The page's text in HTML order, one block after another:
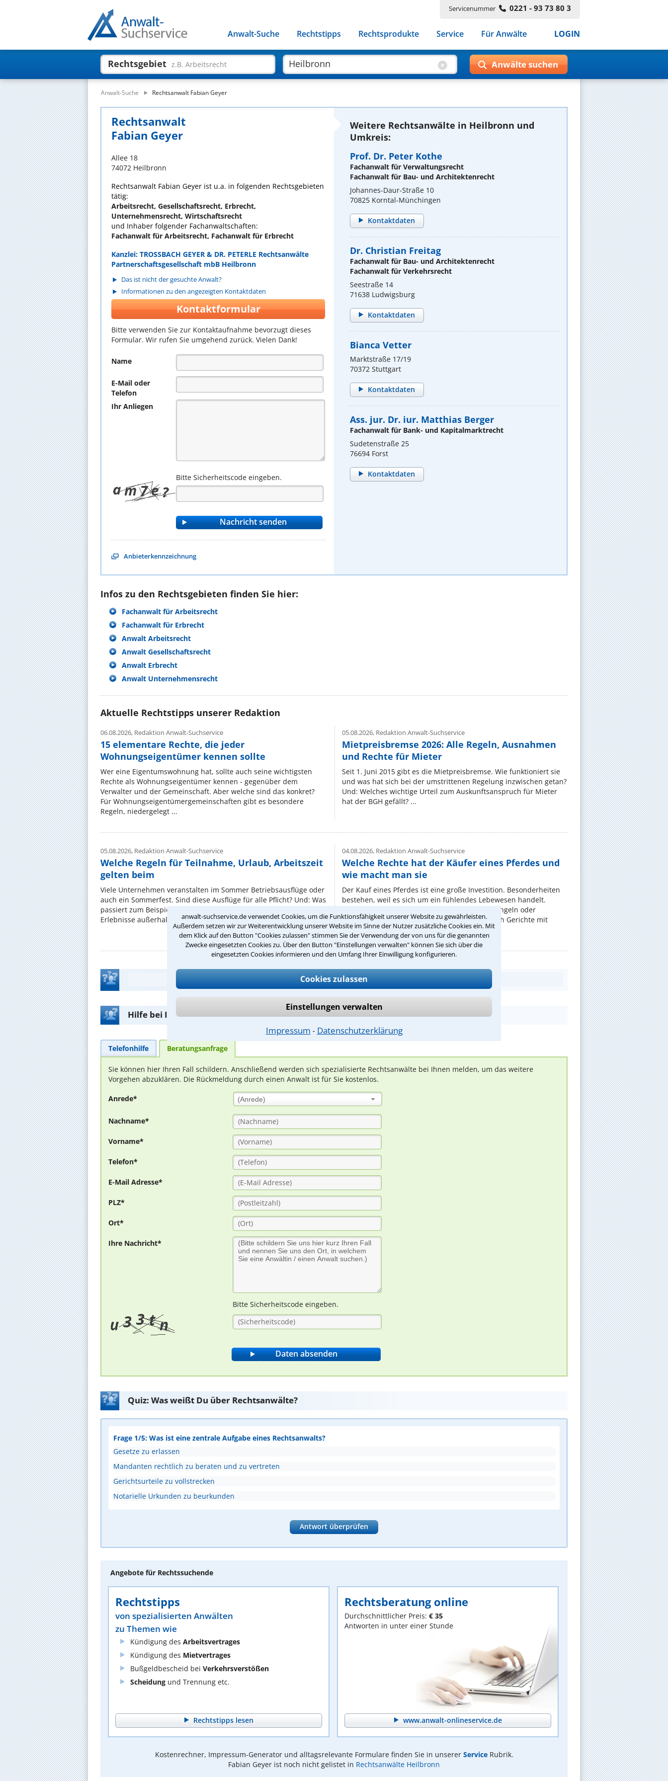
anwalt-suchservice.de verwendet Cookies, um die Funktionsfähigkeit unserer Website zu gewährleisten.
Außerdem setzen wir zur Weiterentwicklung unserer Website im Sinne der Nutzer zusätzliche Cookies ein. Mit
dem Klick auf den Button "Cookies zulassen" stimmen Sie der Verwendung der von uns für die genannten
Zwecke eingesetzten Cookies zu. Über den Button "Einstellungen verwalten" können Sie sich über die
eingesetzten Cookies informieren und den Umfang Ihrer Einwilligung konfigurieren.
Cookies zulassen
Einstellungen verwalten
Impressum ⁃ Datenschutzerklärung
Servicenummer 0221 - 93 73 80 3
Anwalt-Suche Rechtstipps Rechtsprodukte Service Für Anwälte LOGIN
Rechtsgebiet z.B. Arbeitsrecht
Anwalt-Suche Rechtsanwalt Fabian Geyer
Rechtsanwalt
Fabian Geyer
Allee 18
74072 Heilbronn
Rechtsanwalt Fabian Geyer ist u.a. in folgenden Rechtsgebieten
tätig:
Arbeitsrecht, Gesellschaftsrecht, Erbrecht,
Unternehmensrecht, Wirtschaftsrecht
und Inhaber folgender Fachanwaltschaften:
Fachanwalt für Arbeitsrecht, Fachanwalt für Erbrecht
Kanzlei: TROSSBACH GEYER & DR. PETERLE Rechtsanwälte
Partnerschaftsgesellschaft mbB Heilbronn
Das ist nicht der gesuchte Anwalt?
Informationen zu den angezeigten Kontaktdaten
Kontaktformular
Bitte verwenden Sie zur Kontaktaufnahme bevorzugt dieses
Formular. Wir rufen Sie umgehend zurück. Vielen Dank!
Name
E-Mail oder
Telefon
Ihr Anliegen
Bitte Sicherheitscode eingeben.
Anbieterkennzeichnung
Weitere Rechtsanwälte in Heilbronn und
Umkreis:
Prof. Dr. Peter Kothe
Fachanwalt für Verwaltungsrecht
Fachanwalt für Bau- und Architektenrecht
Johannes-Daur-Straße 10
70825 Korntal-Münchingen
Kontaktdaten
Dr. Christian Freitag
Fachanwalt für Bau- und Architektenrecht
Fachanwalt für Verkehrsrecht
Seestraße 14
71638 Ludwigsburg
Kontaktdaten
Bianca Vetter
Marktstraße 17/19
70372 Stuttgart
Kontaktdaten
Ass. jur. Dr. iur. Matthias Berger
Fachanwalt für Bank- und Kapitalmarktrecht
Sudetenstraße 25
76694 Forst
Kontaktdaten
Infos zu den Rechtsgebieten finden Sie hier:
Fachanwalt für Arbeitsrecht
Fachanwalt für Erbrecht
Anwalt Arbeitsrecht
Anwalt Gesellschaftsrecht
Anwalt Erbrecht
Anwalt Unternehmensrecht
Aktuelle Rechtstipps unserer Redaktion
06.08.2026, Redaktion Anwalt-Suchservice
15 elementare Rechte, die jeder
Wohnungseigentümer kennen sollte
Wer eine Eigentumswohnung hat, sollte auch seine wichtigsten
Rechte als Wohnungseigentümer kennen - gegenüber dem
Verwalter und der Gemeinschaft. Aber welche sind das konkret?
Für Wohnungseigentümergemeinschaften gibt es besondere
Regeln, niedergelegt ...
05.08.2026,Redaktion Anwalt-Suchservice
Mietpreisbremse 2026: Alle Regeln, Ausnahmen
und Rechte für Mieter
Seit 1. Juni 2015 gibt es die Mietpreisbremse. Wie funktioniert sie
und was hat sich bei der umstrittenen Regelung inzwischen getan?
Und: Welches wichtige Urteil zum Auskunftsanspruch für Mieter
hat der BGH gefällt? ...
05.08.2026, Redaktion Anwalt-Suchservice
Welche Regeln für Teilnahme, Urlaub, Arbeitszeit
gelten beim
Viele Unternehmen veranstalten im Sommer Betriebsausflüge oder
auch ein Sommerfest. Sind diese Ausflüge für alle Pflicht? Und: Was
passiert zum Beispiel, wenn man sich dabei verletzt? Gemeinsame
Erlebnisse außerhalb der Arbeit sollen die Mitarbeiter ...
04.08.2026,Redaktion Anwalt-Suchservice
Welche Rechte hat der Käufer eines Pferdes und
wie macht man sie
Der Kauf eines Pferdes ist eine große Investition. Besonderheiten
bestehen, weil es sich um ein fühlendes Lebewesen handelt.
Trotzdem können Käufer Ansprüche wegen Mängeln oder
Krankheiten haben. Immer wieder befassen sich Gerichte mit
Fällen, bei ...
Teste Dein Rechtswissen
Hilfe bei Ihrer Anwaltsuche?
Telefonhilfe Beratungsanfrage
Sie können hier Ihren Fall schildern. Anschließend werden sich spezialisierte Rechtsanwälte bei Ihnen melden, um das weitere
Vorgehen abzuklären. Die Rückmeldung durch einen Anwalt ist für Sie kostenlos.
Anrede* (Anrede)
Nachname*
Vorname*
Telefon*
E-Mail Adresse*
PLZ*
Ort*
Ihre Nachricht*
Bitte Sicherheitscode eingeben.
Quiz: Was weißt Du über Rechtsanwälte?
Frage 1/5: Was ist eine zentrale Aufgabe eines Rechtsanwalts?
Gesetze zu erlassen
Mandanten rechtlich zu beraten und zu vertreten
Gerichtsurteile zu vollstrecken
Notarielle Urkunden zu beurkunden
Antwort überprüfen
Angebote für Rechtssuchende
Rechtstipps
von spezialisierten Anwälten
zu Themen wie
Kündigung des Arbeitsvertrages
Kündigung des Mietvertrages
Bußgeldbescheid bei Verkehrsverstößen
Scheidung und Trennung etc.
Rechtstipps lesen
Rechtsberatung online
Durchschnittlicher Preis: € 35
Antworten in unter einer Stunde
www.anwalt-onlineservice.de
Kostenrechner, Impressum-Generator und alltagsrelevante Formulare finden Sie in unserer ServiceRubrik.
Fabian Geyer ist noch nicht gelistet in Rechtsanwälte Heilbronn